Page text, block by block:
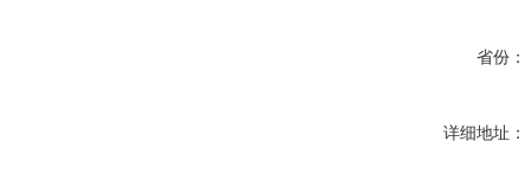
省份：
详细地址：